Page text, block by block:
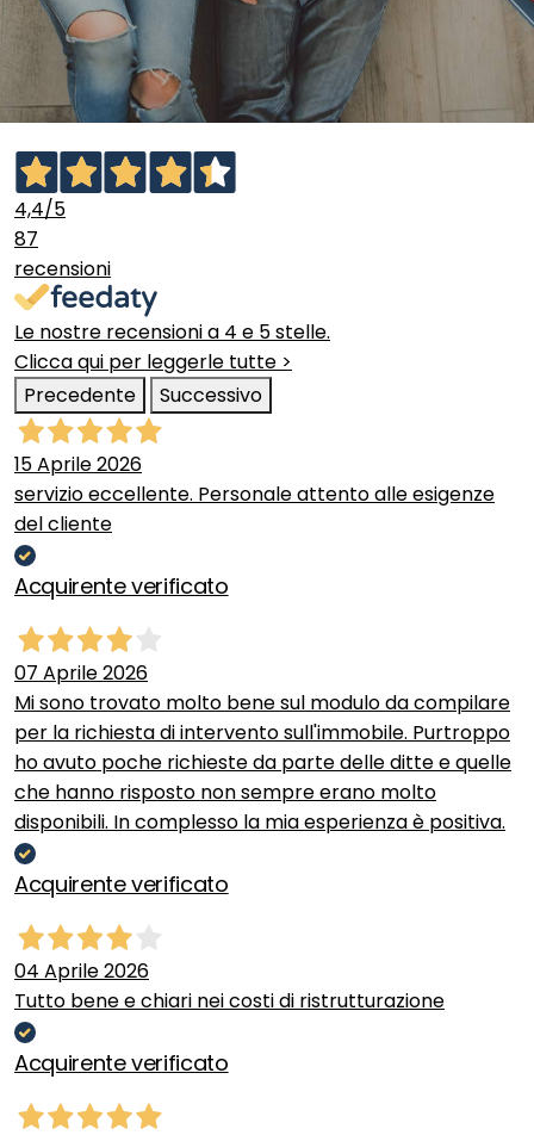
4,4/5
87
recensioni
Le nostre recensioni a 4 e 5 stelle.
Clicca qui per leggerle tutte >
Precedente
Successivo
15 Aprile 2026
servizio eccellente. Personale attento alle esigenze
del cliente
Acquirente verificato
07 Aprile 2026
Mi sono trovato molto bene sul modulo da compilare
per la richiesta di intervento sull'immobile. Purtroppo
ho avuto poche richieste da parte delle ditte e quelle
che hanno risposto non sempre erano molto
disponibili. In complesso la mia esperienza è positiva.
Acquirente verificato
04 Aprile 2026
Tutto bene e chiari nei costi di ristrutturazione
Acquirente verificato